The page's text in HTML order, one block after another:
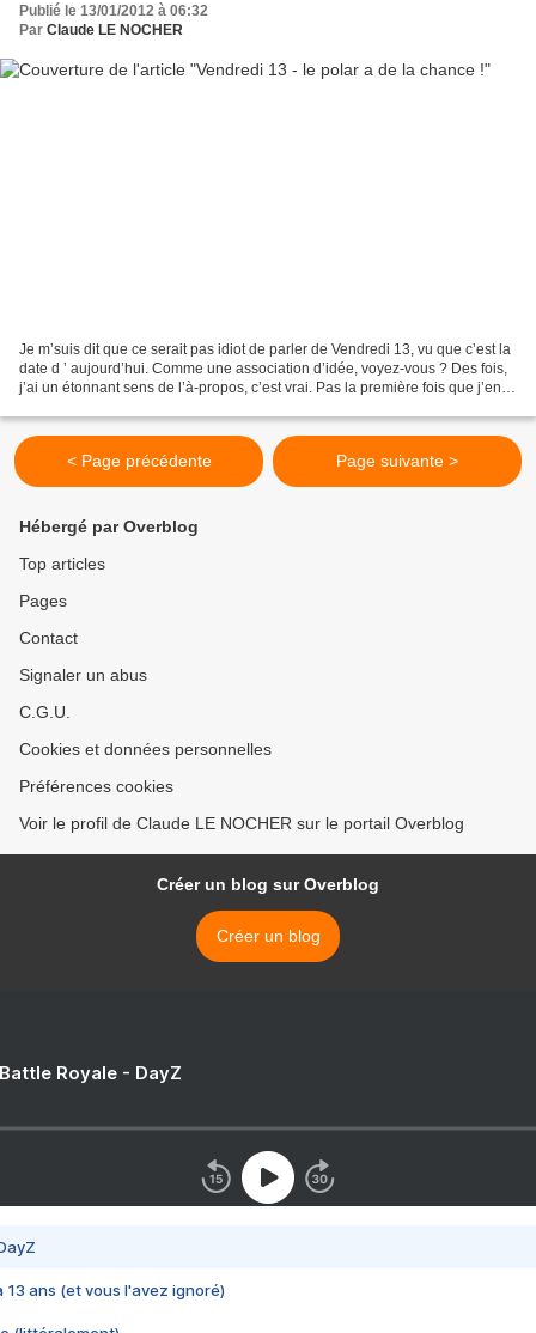
Publié le 13/01/2012 à 06:32
Par Claude LE NOCHER
Je m’suis dit que ce serait pas idiot de parler de Vendredi 13, vu que c’est la
date d ’ aujourd’hui. Comme une association d’idée, voyez-vous ? Des fois,
j’ai un étonnant sens de l’à-propos, c’est vrai. Pas la première fois que j’en
< Page précédente Page suivante >
Hébergé par Overblog
Top articles
Pages
Contact
Signaler un abus
C.G.U.
Cookies et données personnelles
Préférences cookies
Voir le profil de Claude LE NOCHER sur le portail Overblog
Créer un blog sur Overblog
Créer un blog
Royale - DayZ
13 ans (et vous l'avez ignoré)